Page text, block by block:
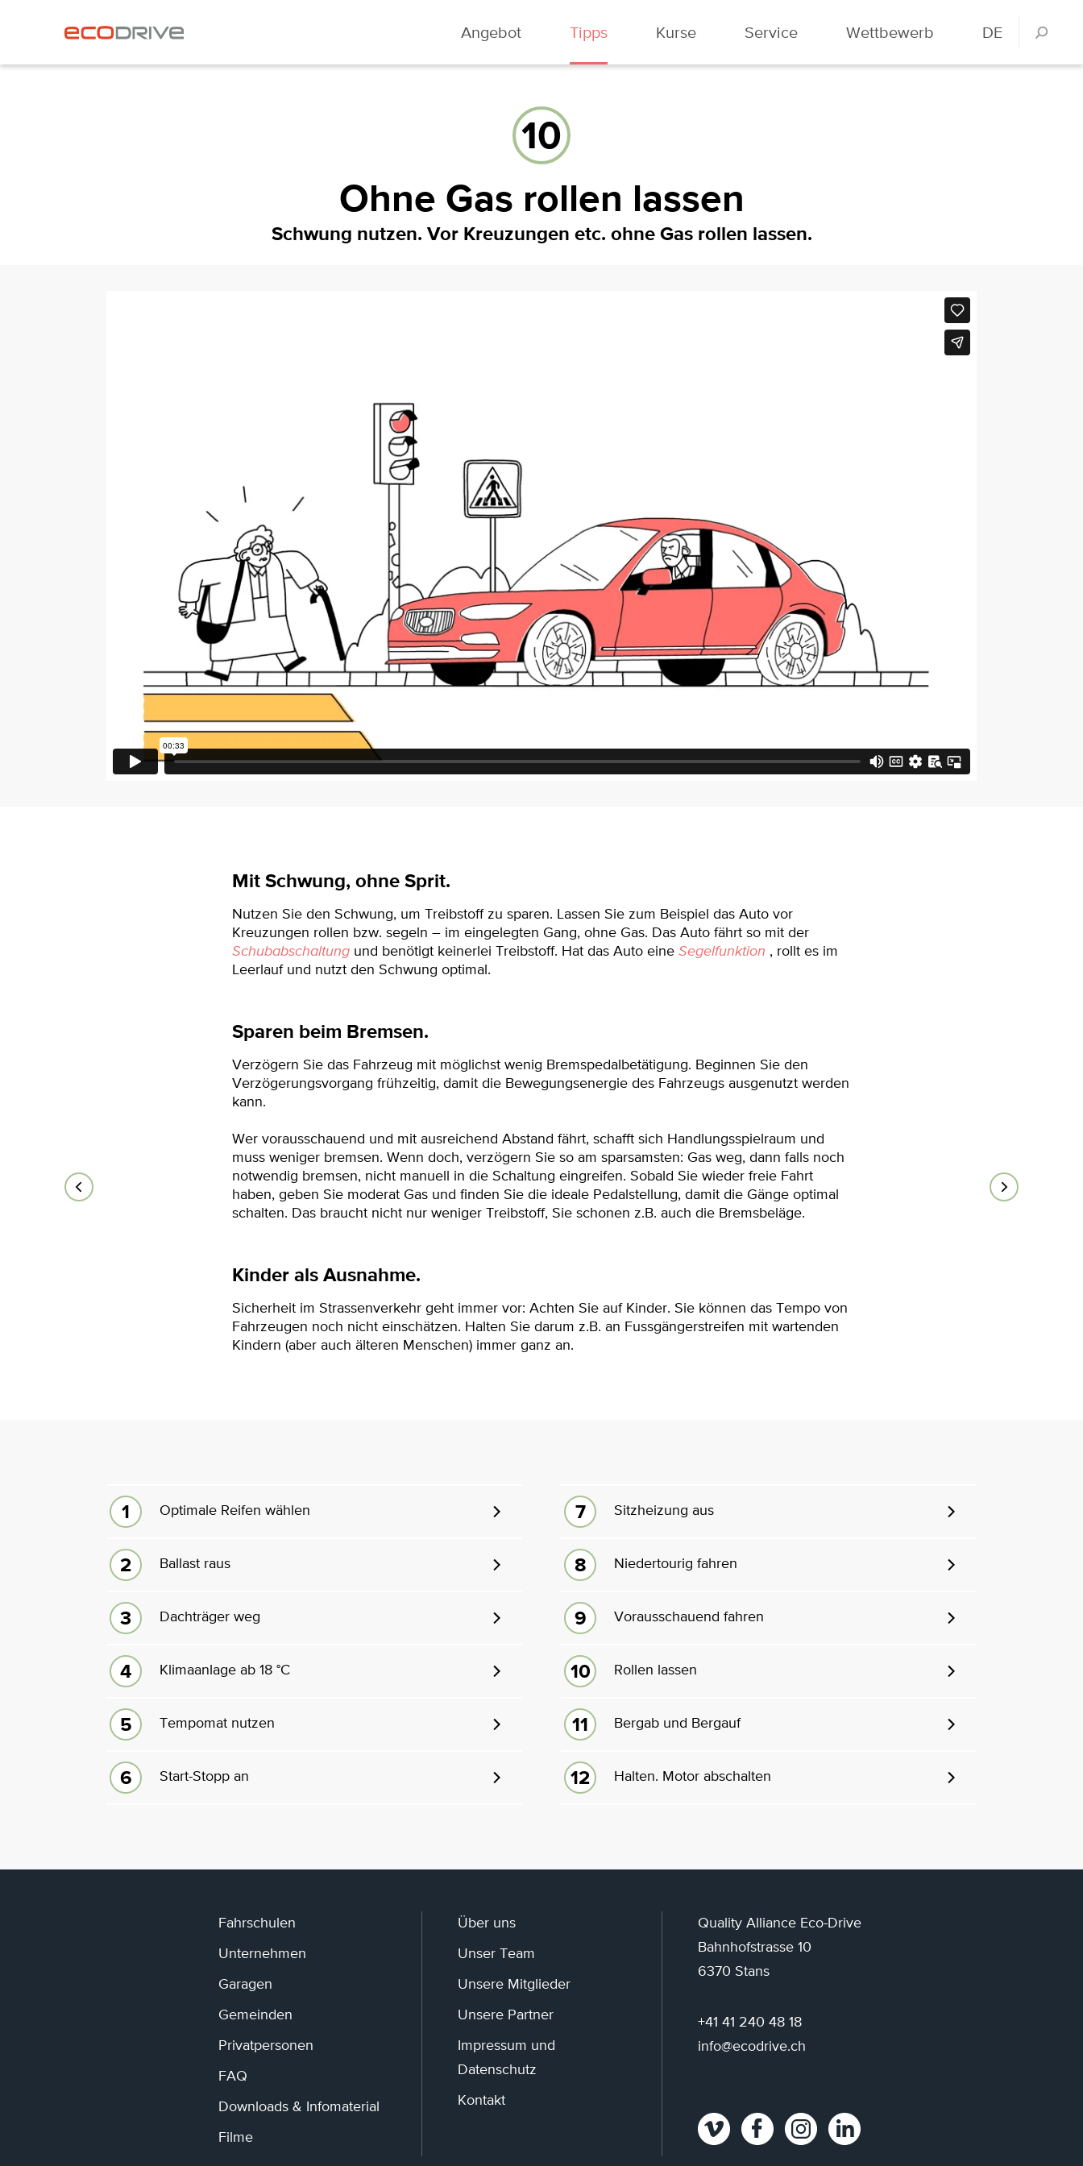
Angebot Tipps Kurse Service Wettbewerb DE
10
Ohne Gas rollen lassen
Schwung nutzen. Vor Kreuzungen etc. ohne Gas rollen lassen.
Mit Schwung, ohne Sprit.
Nutzen Sie den Schwung, um Treibstoff zu sparen. Lassen Sie zum Beispiel das Auto vor
Kreuzungen rollen bzw. segeln – im eingelegten Gang, ohne Gas. Das Auto fährt so mit der
Schubabschaltung und benötigt keinerlei Treibstoff. Hat das Auto eine Segelfunktion , rollt es im
Leerlauf und nutzt den Schwung optimal.
Sparen beim Bremsen.
Verzögern Sie das Fahrzeug mit möglichst wenig Bremspedalbetätigung. Beginnen Sie den
Verzögerungsvorgang frühzeitig, damit die Bewegungsenergie des Fahrzeugs ausgenutzt werden
kann.
Wer vorausschauend und mit ausreichend Abstand fährt, schafft sich Handlungsspielraum und
muss weniger bremsen. Wenn doch, verzögern Sie so am sparsamsten: Gas weg, dann falls noch
notwendig bremsen, nicht manuell in die Schaltung eingreifen. Sobald Sie wieder freie Fahrt
haben, geben Sie moderat Gas und finden Sie die ideale Pedalstellung, damit die Gänge optimal
schalten. Das braucht nicht nur weniger Treibstoff, Sie schonen z.B. auch die Bremsbeläge.
Kinder als Ausnahme.
Sicherheit im Strassenverkehr geht immer vor: Achten Sie auf Kinder. Sie können das Tempo von
Fahrzeugen noch nicht einschätzen. Halten Sie darum z.B. an Fussgängerstreifen mit wartenden
Kindern (aber auch älteren Menschen) immer ganz an.
Optimale Reifen wählen
Ballast raus
Dachträger weg
Klimaanlage ab 18 °C
Tempomat nutzen
Start-Stopp an
Sitzheizung aus
Niedertourig fahren
Vorausschauend fahren
Rollen lassen
Bergab und Bergauf
Halten. Motor abschalten
Fahrschulen
Unternehmen
Garagen
Gemeinden
Privatpersonen
FAQ
Downloads & Infomaterial
Filme
Über uns
Unser Team
Unsere Mitglieder
Unsere Partner
Impressum und
Datenschutz
Kontakt
Quality Alliance Eco-Drive
Bahnhofstrasse 10
6370 Stans
+41 41 240 48 18
info@ecodrive.ch